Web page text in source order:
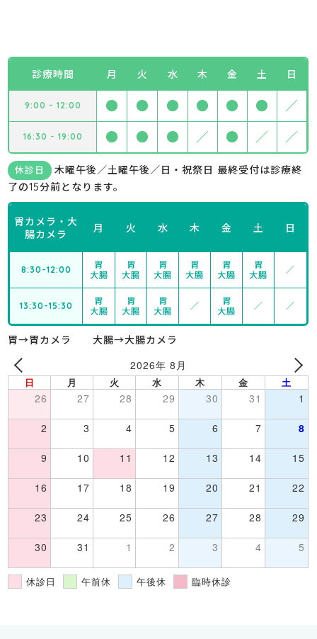
診療時間 月 火 水 木 金 土 日
9:00 - 12:00 ● ● ● ● ● ● ／
16:30 - 19:00 ● ● ● ／ ● ／ ／
休診日
木曜午後／土曜午後／日・祝祭日 最終受付は診療終
了の15分前となります。
胃カメラ・大
腸カメラ
月 火 水 木 金 土 日
8:30-12:00
胃
大腸
胃
大腸
胃
大腸
胃
大腸
胃
大腸
胃
大腸
／
13:30-15:30
胃
大腸
胃
大腸
胃
大腸
／
胃
大腸
／ ／
胃→胃カメラ 大腸→大腸カメラ
2026年 8月
日 月 火 水 木 金 土
26 27 28 29 30 31 1
2 3 4 5 6 7 8
9 10 11 12 13 14 15
16 17 18 19 20 21 22
23 24 25 26 27 28 29
30 31 1 2 3 4 5
休診日 午前休 午後休 臨時休診